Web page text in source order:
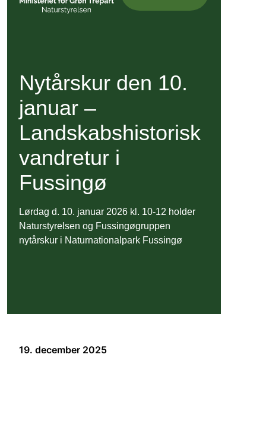
Nytårskur den 10.
januar –
Landskabshistorisk
vandretur i
Fussingø
Lørdag d. 10. januar 2026 kl. 10-12 holder
Naturstyrelsen og Fussingøgruppen
nytårskur i Naturnationalpark Fussingø
19. december 2025